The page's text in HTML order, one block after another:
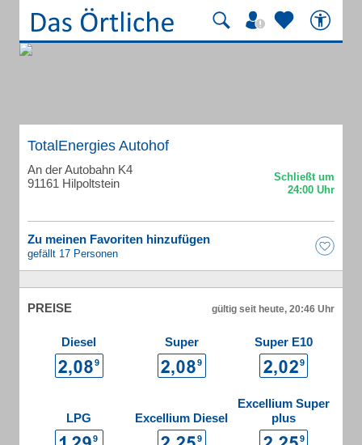
TotalEnergies Autohof
An der Autobahn K4
91161 Hilpoltstein
Zu meinen Favoriten hinzufügen
gefällt 17 Personen
PREISE gültig seit heute, 20:46 Uhr
Diesel Super Super E10
LPG Excellium Diesel
Excellium Super
plus